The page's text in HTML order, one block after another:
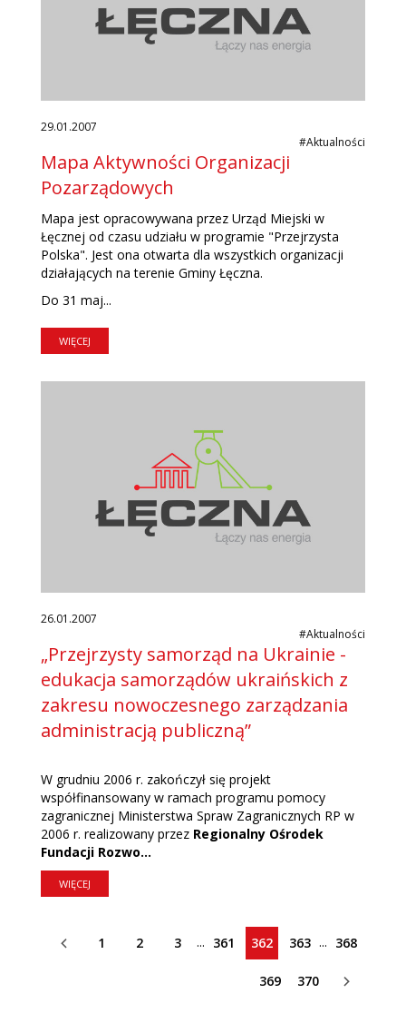
29.01.2007
#Aktualności
Mapa Aktywności Organizacji
Pozarządowych
Mapa jest opracowywana przez Urząd Miejski w
Łęcznej od czasu udziału w programie "Przejrzysta
Polska". Jest ona otwarta dla wszystkich organizacji
działających na terenie Gminy Łęczna.
Do 31 maj...
WIĘCEJ
26.01.2007
#Aktualności
„Przejrzysty samorząd na Ukrainie -
edukacja samorządów ukraińskich z
zakresu nowoczesnego zarządzania
administracją publiczną”
W grudniu 2006 r. zakończył się projekt
współfinansowany w ramach programu pomocy
zagranicznej Ministerstwa Spraw Zagranicznych RP w
2006 r. realizowany przez Regionalny Ośrodek
Fundacji Rozwo...
WIĘCEJ
1 2 3 ... 361 362 363 ... 368
369 370